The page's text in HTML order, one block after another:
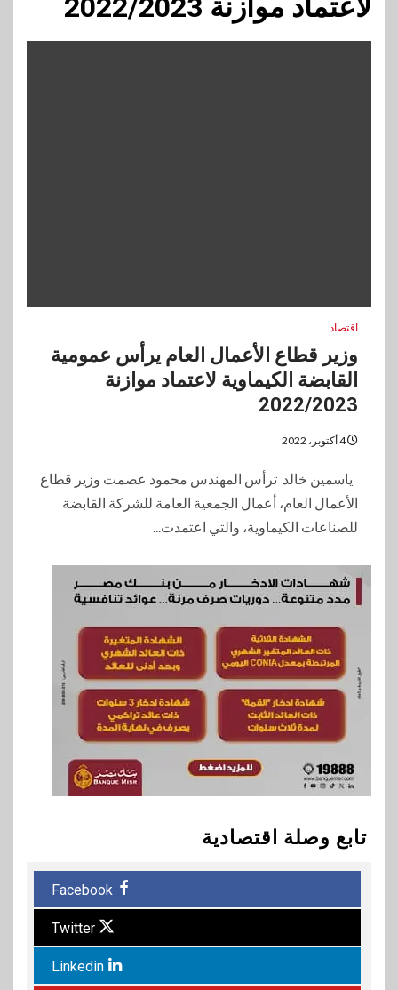
لاعتماد موازنة 2022/2023
اقتصاد
وزير قطاع الأعمال العام يرأس عمومية
القابضة الكيماوية لاعتماد موازنة
2022/2023
4 أكتوبر، 2022
ياسمين خالد ترأس المهندس محمود عصمت وزير قطاع
الأعمال العام، أعمال الجمعية العامة للشركة القابضة
للصناعات الكيماوية، والتي اعتمدت...
تابع وصلة اقتصادية
Facebook
Twitter
Linkedin